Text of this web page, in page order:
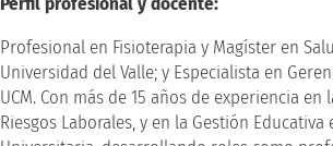
Profesional en Fisioterapia y Magíster en
Universidad del Valle; y Especialista en
UCM. Con más de 15 años de experiencia en
Riesgos Laborales, y en la Gestión Educativa